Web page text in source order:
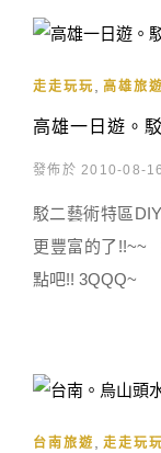
走走玩玩 高雄旅
高雄一日遊。
發佈於 2010-08-16
駁二藝術特區
更豐富的了!!~~
點吧!! 3QQQ~
台南旅遊 走走玩玩